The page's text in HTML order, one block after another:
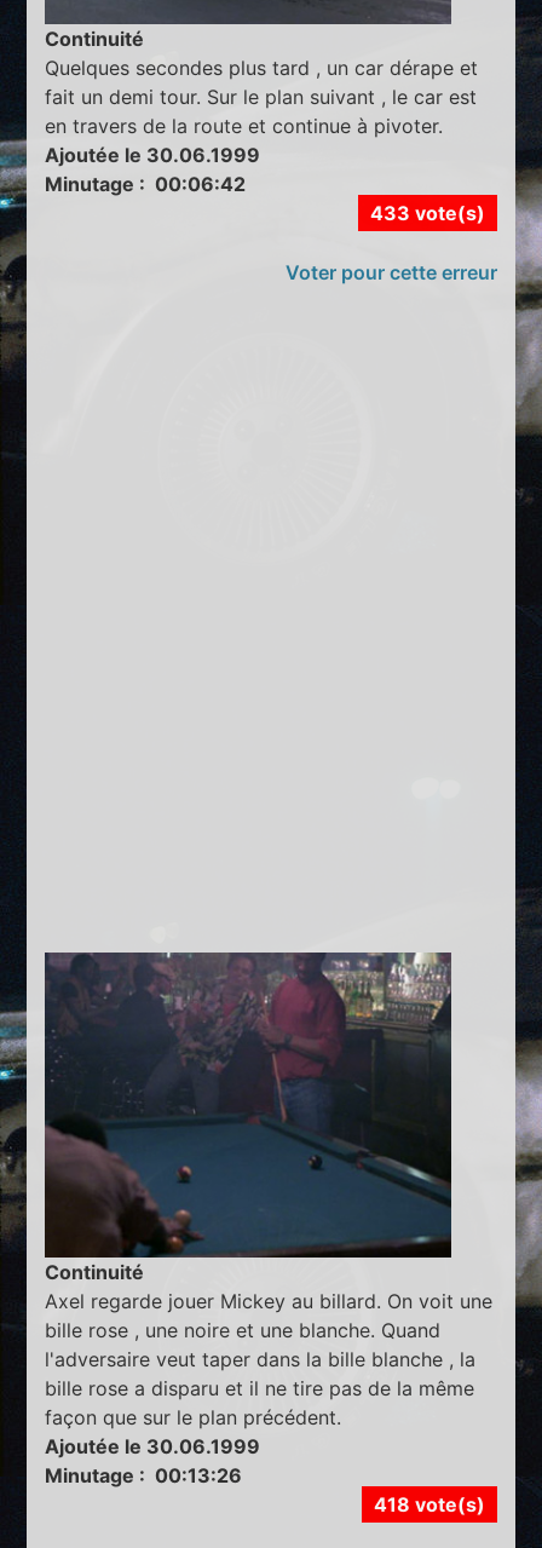
Continuité
Quelques secondes plus tard , un car dérape et
fait un demi tour. Sur le plan suivant , le car est
en travers de la route et continue à pivoter.
Ajoutée le 30.06.1999
Minutage : 00:06:42
433 vote(s)
Voter pour cette erreur
Continuité
Axel regarde jouer Mickey au billard. On voit une
bille rose , une noire et une blanche. Quand
l'adversaire veut taper dans la bille blanche , la
bille rose a disparu et il ne tire pas de la même
façon que sur le plan précédent.
Ajoutée le 30.06.1999
Minutage : 00:13:26
418 vote(s)